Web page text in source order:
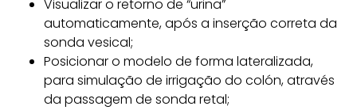
Visualizar o retorno de “urina”
automaticamente, após a inserção correta da
sonda vesical;
Posicionar o modelo de forma lateralizada,
para simulação de irrigação do colón, através
da passagem de sonda retal;